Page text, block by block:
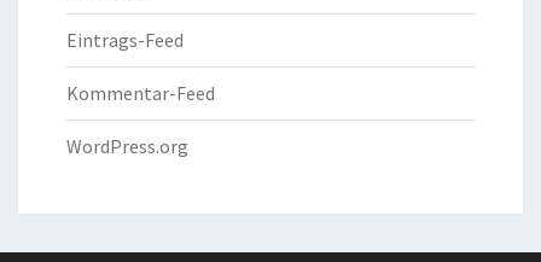
Eintrags-Feed
Kommentar-Feed
WordPress.org